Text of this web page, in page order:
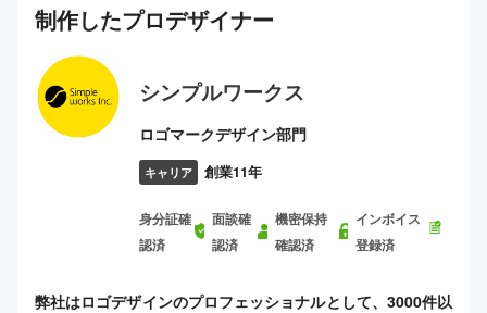
制作したプロデザイナー
シンプルワークス
ロゴマークデザイン部門
キャリア 創業11年
身分証確
認済
面談確
認済
機密保持
確認済
インボイス
登録済
弊社はロゴデザインのプロフェッショナルとして、3000件以